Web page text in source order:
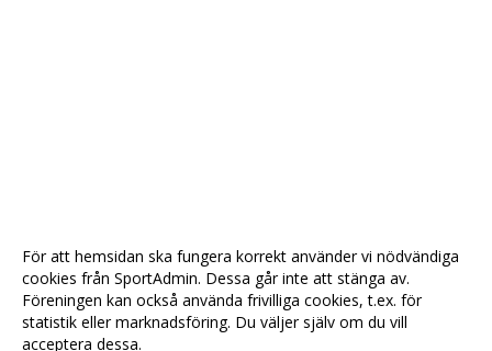
För att hemsidan ska fungera korrekt använder vi nödvändiga
cookies från SportAdmin. Dessa går inte att stänga av.
Föreningen kan också använda frivilliga cookies, t.ex. för
statistik eller marknadsföring. Du väljer själv om du vill
acceptera dessa.